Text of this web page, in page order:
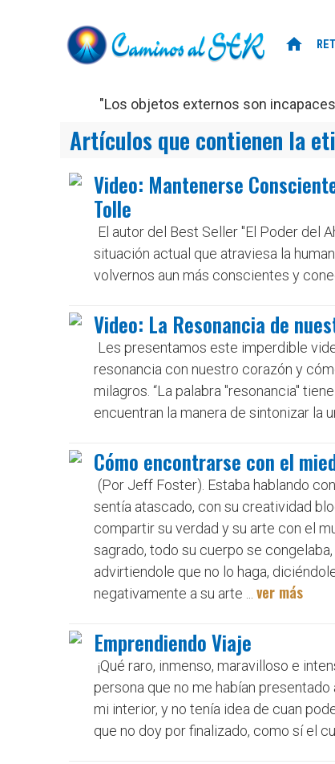
home
"Los objetos externos son
Artículos que contienen la
Video: Mantenerse
Tolle
El autor del Best Seller "El Poder del
situación actual que atraviesa la
volvernos aun más conscientes y
Video: La Resonancia de
Les presentamos este imperdible
resonancia con nuestro corazón y
milagros. “La palabra "resonancia"
encuentran la manera de sintonizar la
Cómo encontrarse con el
(Por Jeff Foster). Estaba hablando
sentía atascado, con su creatividad
compartir su verdad y su arte con el
sagrado, todo su cuerpo se
advirtiendole que no lo haga,
negativamente a su arte ... ver más
Emprendiendo Viaje
¡Qué raro, inmenso, maravilloso e
persona que no me habían
mi interior, y no tenía idea de cuan
que no doy por finalizado, como sí el